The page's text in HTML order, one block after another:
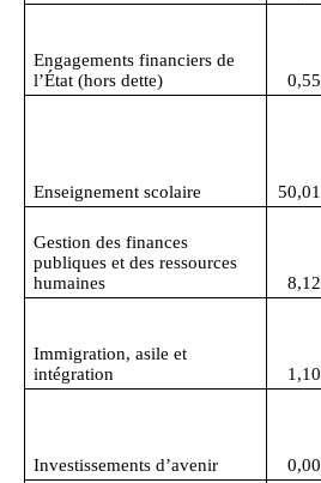
Engagements financiers de
l’État (hors dette)
0,55
Enseignement scolaire 50,01
Gestion des finances
publiques et des ressources
humaines
8,12
Immigration, asile et
intégration
1,10
Investissements d’avenir 0,00